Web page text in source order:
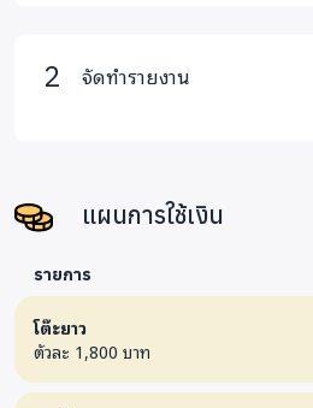
chirayu.Manlika@gmail.com
นางจันทกานติ์ ภูผาเวียง
จัดทำรายงาน
แผนการใช้เงิน
รายการ
โต๊ะยาว
ตัวละ 1,800 บาท